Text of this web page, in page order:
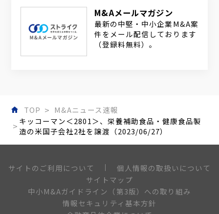
M&Aメールマガジン
最新の中堅・中小企業M&A案
件をメール配信しております
（登録料無料）。
TOP
M&Aニュース速報
キッコーマン＜2801＞、栄養補助食品・健康食品製
造の米国子会社2社を譲渡（2023/06/27）
サイトのご利用について
個人情報の取扱いについて
サイトマップ
中小M&Aガイドライン（第3版）への取り組み
情報セキュリティ基本方針